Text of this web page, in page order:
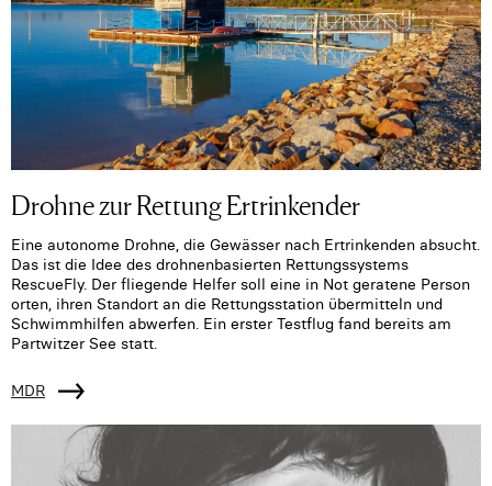
Drohne zur Rettung Ertrinkender
Eine autonome Drohne, die Gewässer nach Ertrinkenden absucht.
Das ist die Idee des drohnenbasierten Rettungssystems
RescueFly. Der fliegende Helfer soll eine in Not geratene Person
orten, ihren Standort an die Rettungsstation übermitteln und
Schwimmhilfen abwerfen. Ein erster Testflug fand bereits am
Partwitzer See statt.
MDR